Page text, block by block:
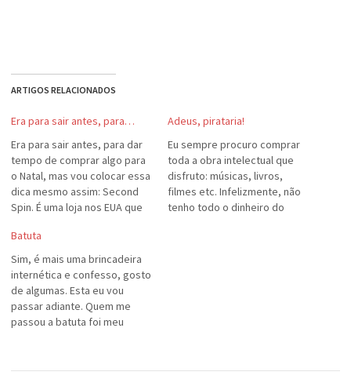
ARTIGOS RELACIONADOS
Era para sair antes, para…
Era para sair antes, para dar
tempo de comprar algo para
o Natal, mas vou colocar essa
dica mesmo assim: Second
Spin. É uma loja nos EUA que
baixos, alta qualidade nos
CDs. Faça a sua encomenda
até uns $10 (sem a "jewel
case") e seja…
Adeus, pirataria!
Eu sempre procuro comprar
toda a obra intelectual que
disfruto: músicas, livros,
filmes etc. Infelizmente, não
tenho todo o dinheiro do
Batuta
Sim, é mais uma brincadeira
internética e confesso, gosto
de algumas. Esta eu vou
passar adiante. Quem me
passou a batuta foi meu
Quantos gigabytes usados